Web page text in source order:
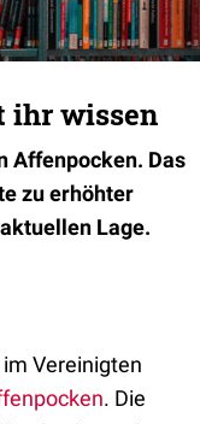
ihr wissen
Affenpocken. Das
zu erhöhter
Lage.
Vereinigten
. Die